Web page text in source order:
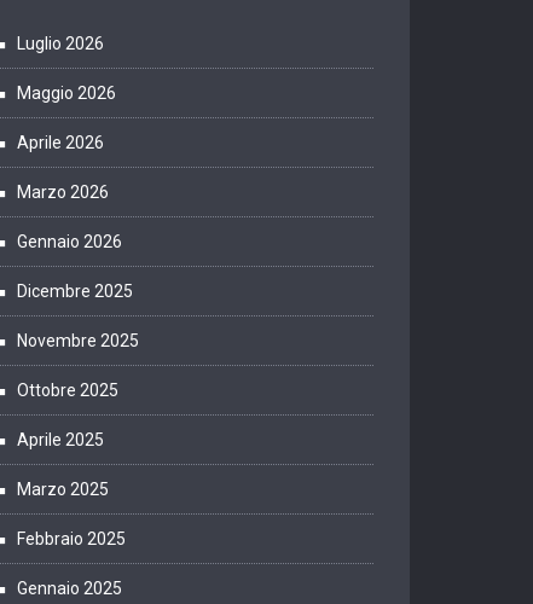
Luglio 2026
Maggio 2026
Aprile 2026
Marzo 2026
Gennaio 2026
Dicembre 2025
Novembre 2025
Ottobre 2025
Aprile 2025
Marzo 2025
Febbraio 2025
Gennaio 2025